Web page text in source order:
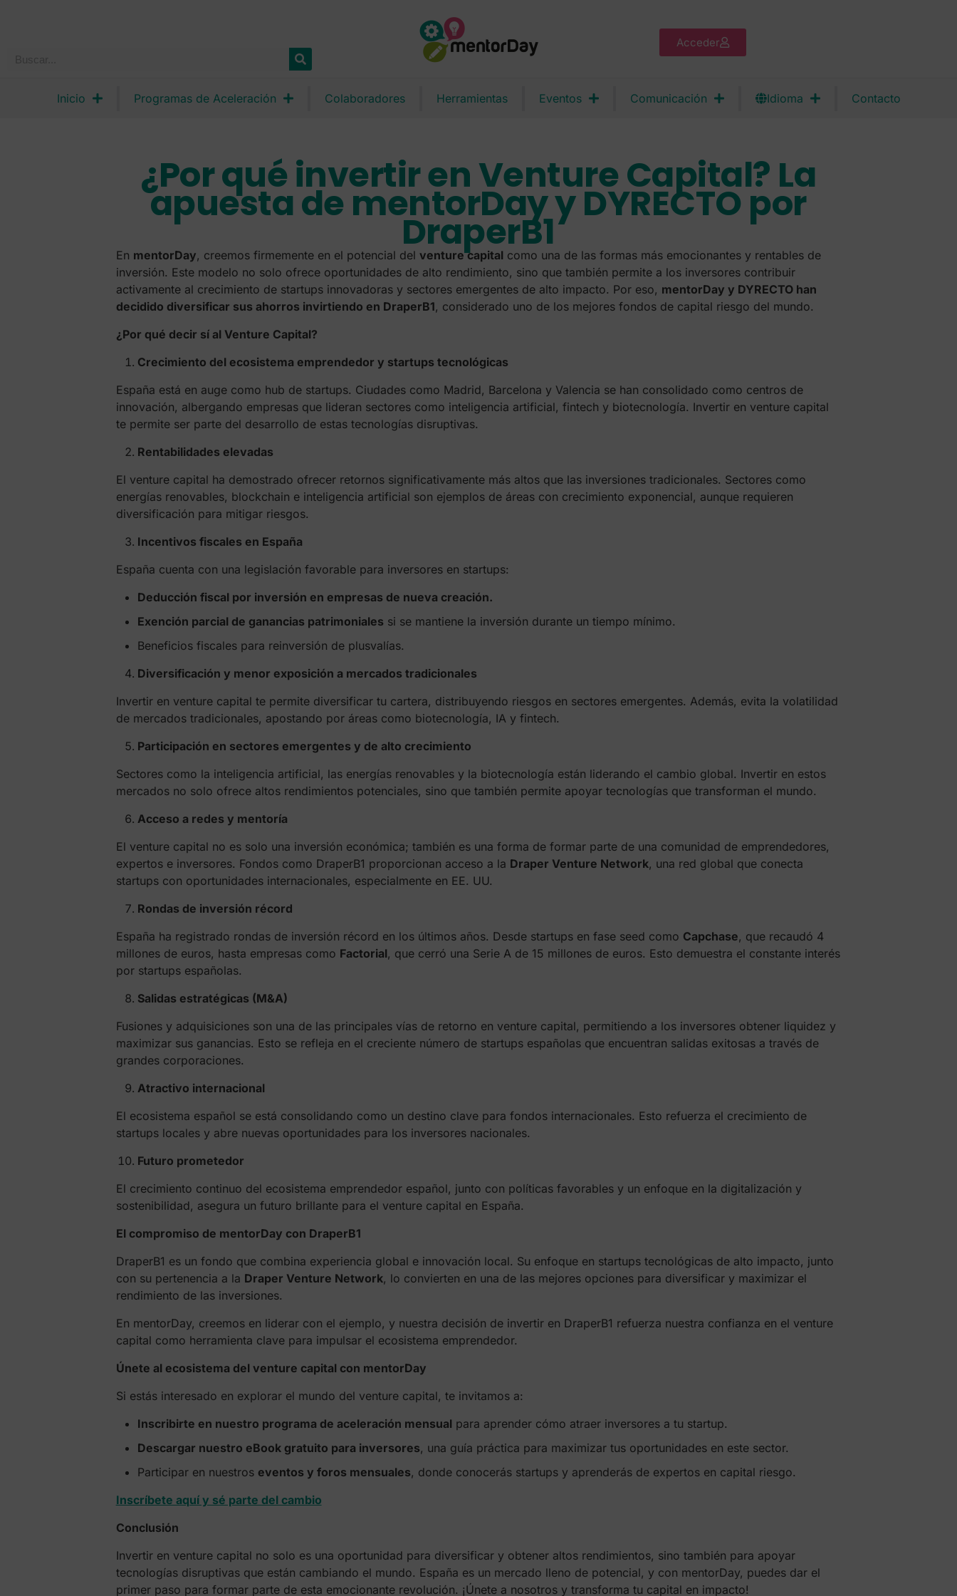
Acceder
Inicio Programas de Aceleración Colaboradores Herramientas Eventos Comunicación Idioma Contacto
¿Por qué invertir en Venture Capital? La
apuesta de mentorDay y DYRECTO por
DraperB1
En mentorDay, creemos firmemente en el potencial del venture capital como una de las formas más emocionantes y rentables de
inversión. Este modelo no solo ofrece oportunidades de alto rendimiento, sino que también permite a los inversores contribuir
activamente al crecimiento de startups innovadoras y sectores emergentes de alto impacto. Por eso, mentorDay y DYRECTO han
decidido diversificar sus ahorros invirtiendo en DraperB1, considerado uno de los mejores fondos de capital riesgo del mundo.
¿Por qué decir sí al Venture Capital?
Crecimiento del ecosistema emprendedor y startups tecnológicas
España está en auge como hub de startups. Ciudades como Madrid, Barcelona y Valencia se han consolidado como centros de
innovación, albergando empresas que lideran sectores como inteligencia artificial, fintech y biotecnología. Invertir en venture capital
te permite ser parte del desarrollo de estas tecnologías disruptivas.
Rentabilidades elevadas
El venture capital ha demostrado ofrecer retornos significativamente más altos que las inversiones tradicionales. Sectores como
energías renovables, blockchain e inteligencia artificial son ejemplos de áreas con crecimiento exponencial, aunque requieren
diversificación para mitigar riesgos.
Incentivos fiscales en España
España cuenta con una legislación favorable para inversores en startups:
Deducción fiscal por inversión en empresas de nueva creación.
Exención parcial de ganancias patrimoniales si se mantiene la inversión durante un tiempo mínimo.
Beneficios fiscales para reinversión de plusvalías.
Diversificación y menor exposición a mercados tradicionales
Invertir en venture capital te permite diversificar tu cartera, distribuyendo riesgos en sectores emergentes. Además, evita la volatilidad
de mercados tradicionales, apostando por áreas como biotecnología, IA y fintech.
Participación en sectores emergentes y de alto crecimiento
Sectores como la inteligencia artificial, las energías renovables y la biotecnología están liderando el cambio global. Invertir en estos
mercados no solo ofrece altos rendimientos potenciales, sino que también permite apoyar tecnologías que transforman el mundo.
Acceso a redes y mentoría
El venture capital no es solo una inversión económica; también es una forma de formar parte de una comunidad de emprendedores,
expertos e inversores. Fondos como DraperB1 proporcionan acceso a la Draper Venture Network, una red global que conecta
startups con oportunidades internacionales, especialmente en EE. UU.
Rondas de inversión récord
España ha registrado rondas de inversión récord en los últimos años. Desde startups en fase seed como Capchase, que recaudó 4
millones de euros, hasta empresas como Factorial, que cerró una Serie A de 15 millones de euros. Esto demuestra el constante interés
por startups españolas.
Salidas estratégicas (M&A)
Fusiones y adquisiciones son una de las principales vías de retorno en venture capital, permitiendo a los inversores obtener liquidez y
maximizar sus ganancias. Esto se refleja en el creciente número de startups españolas que encuentran salidas exitosas a través de
grandes corporaciones.
Atractivo internacional
El ecosistema español se está consolidando como un destino clave para fondos internacionales. Esto refuerza el crecimiento de
startups locales y abre nuevas oportunidades para los inversores nacionales.
Futuro prometedor
El crecimiento continuo del ecosistema emprendedor español, junto con políticas favorables y un enfoque en la digitalización y
sostenibilidad, asegura un futuro brillante para el venture capital en España.
El compromiso de mentorDay con DraperB1
DraperB1 es un fondo que combina experiencia global e innovación local. Su enfoque en startups tecnológicas de alto impacto, junto
con su pertenencia a la Draper Venture Network, lo convierten en una de las mejores opciones para diversificar y maximizar el
rendimiento de las inversiones.
En mentorDay, creemos en liderar con el ejemplo, y nuestra decisión de invertir en DraperB1 refuerza nuestra confianza en el venture
capital como herramienta clave para impulsar el ecosistema emprendedor.
Únete al ecosistema del venture capital con mentorDay
Si estás interesado en explorar el mundo del venture capital, te invitamos a:
Inscribirte en nuestro programa de aceleración mensual para aprender cómo atraer inversores a tu startup.
Descargar nuestro eBook gratuito para inversores, una guía práctica para maximizar tus oportunidades en este sector.
Participar en nuestros eventos y foros mensuales, donde conocerás startups y aprenderás de expertos en capital riesgo.
Inscríbete aquí y sé parte del cambio
Conclusión
Invertir en venture capital no solo es una oportunidad para diversificar y obtener altos rendimientos, sino también para apoyar
tecnologías disruptivas que están cambiando el mundo. España es un mercado lleno de potencial, y con mentorDay, puedes dar el
primer paso para formar parte de esta emocionante revolución. ¡Únete a nosotros y transforma tu capital en impacto!